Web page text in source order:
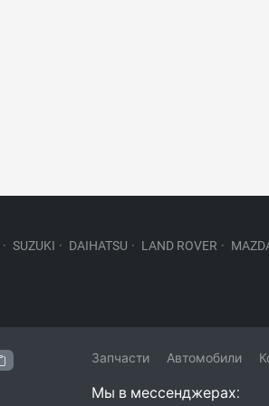
· SUZUKI · DAIHATSU · LAND ROVER ·
Запчасти Автомобили
Мы в мессенджерах: